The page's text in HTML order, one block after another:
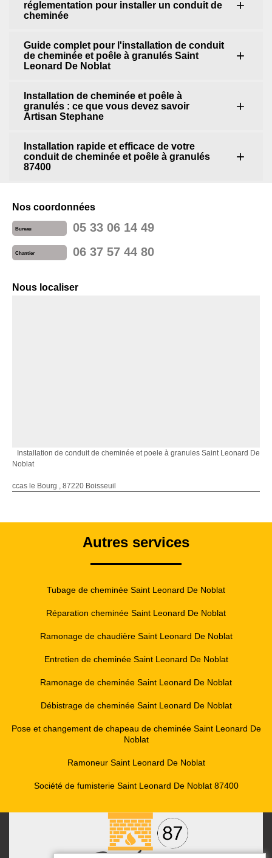
réglementation pour installer un conduit de
cheminée
Guide complet pour l'installation de conduit
de cheminée et poêle à granulés Saint
Leonard De Noblat
Installation de cheminée et poêle à
granulés : ce que vous devez savoir
Artisan Stephane
Installation rapide et efficace de votre
conduit de cheminée et poêle à granulés
87400
Nos coordonnées
Bureau 05 33 06 14 49
Chantier 06 37 57 44 80
Nous localiser
Installation de conduit de cheminée et poele à granules Saint Leonard De
Noblat
ccas le Bourg , 87220 Boisseuil
Autres services
Tubage de cheminée Saint Leonard De Noblat
Réparation cheminée Saint Leonard De Noblat
Ramonage de chaudière Saint Leonard De Noblat
Entretien de cheminée Saint Leonard De Noblat
Ramonage de cheminée Saint Leonard De Noblat
Débistrage de cheminée Saint Leonard De Noblat
Pose et changement de chapeau de cheminée Saint Leonard De
Noblat
Ramoneur Saint Leonard De Noblat
Société de fumisterie Saint Leonard De Noblat 87400